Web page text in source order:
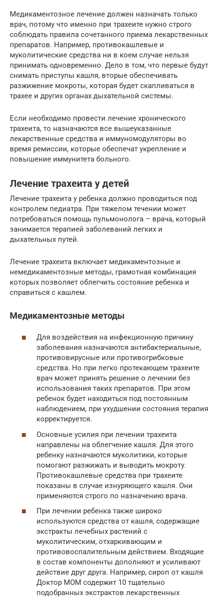
Медикаментозное лечение должен назначать только
врач, потому что именно при трахеите нужно строго
соблюдать правила сочетанного приема лекарственных
препаратов. Например, противокашлевые и
муколитические средства ни в коем случае нельзя
принимать одновременно. Дело в том, что первые будут
снимать приступы кашля, вторые обеспечивать
разжижение мокроты, которая будет скапливаться в
трахее и других органах дыхательной системы.
Если необходимо провести лечение хронического
трахеита, то назначаются все вышеуказанные
лекарственные средства и иммуномодуляторы во
время ремиссии, которые обеспечат укрепление и
повышение иммунитета больного.
Лечение трахеита у детей
Лечение трахеита у ребенка должно проводиться под
контролем педиатра. При тяжелом течении может
потребоваться помощь пульмонолога – врача, который
занимается терапией заболеваний легких и
дыхательных путей.
Лечение трахеита включает медикаментозные и
немедикаментозные методы, грамотная комбинация
которых позволяет облегчить состояние ребенка и
справиться с кашлем.
Медикаментозные методы
Для воздействия на инфекционную причину
заболевания назначаются антибактериальные,
противовирусные или противогрибковые
средства. Но при легко протекающем трахеите
врач может принять решение о лечении без
использования таких препаратов. При этом
ребенок будет находиться под постоянным
наблюдением, при ухудшении состояния терапия
корректируется.
Основные усилия при лечении трахеита
направлены на облегчение кашля. Для этого
ребенку назначаются муколитики, которые
помогают разжижать и выводить мокроту.
Противокашлевые средства при трахеите
показаны в случае изнуряющего кашля. Они
применяются строго по назначению врача.
При лечении ребенка также широко
используются средства от кашля, содержащие
экстракты лечебных растений с
муколитическим, отхаркивающим и
противовоспалительным действием. Входящие
в состав компоненты дополняют и усиливают
действие друг друга. Например, сироп от кашля
Доктор МОМ содержит 10 тщательно
подобранных экстрактов лекарственных